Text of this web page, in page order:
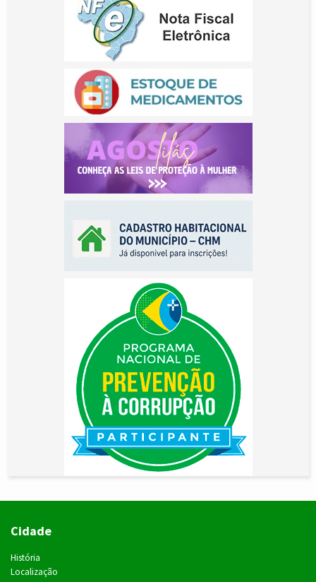
Cidade
História
Localização